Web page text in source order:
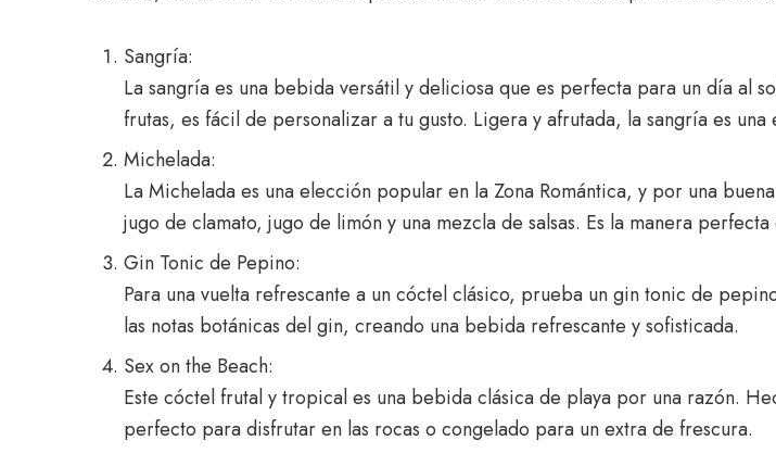
Sangría:
La sangría es una bebida versátil y deliciosa que es perfecta para un día al
frutas, es fácil de personalizar a tu gusto. Ligera y afrutada, la sangría es
Michelada:
La Michelada es una elección popular en la Zona Romántica, y por una
jugo de clamato, jugo de limón y una mezcla de salsas. Es la manera
Gin Tonic de Pepino:
Para una vuelta refrescante a un cóctel clásico, prueba un gin tonic de
las notas botánicas del gin, creando una bebida refrescante y sofisticada.
Sex on the Beach:
Este cóctel frutal y tropical es una bebida clásica de playa por una razón.
perfecto para disfrutar en las rocas o congelado para un extra de frescura.